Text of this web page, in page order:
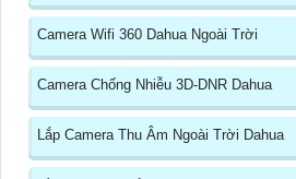
Camera Wifi 360 Dahua Ngoài Trời
Camera Chống Nhiễu 3D-DNR Dahua
Lắp Camera Thu Âm Ngoài Trời Dahua